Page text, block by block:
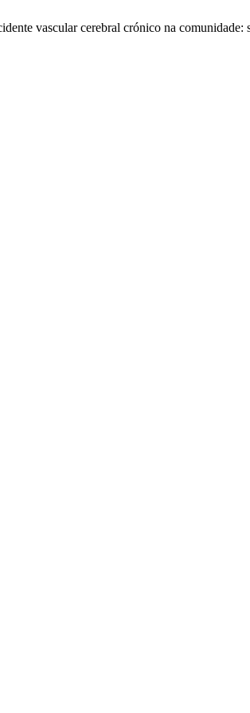
vascular cerebral crónico na comunidade: